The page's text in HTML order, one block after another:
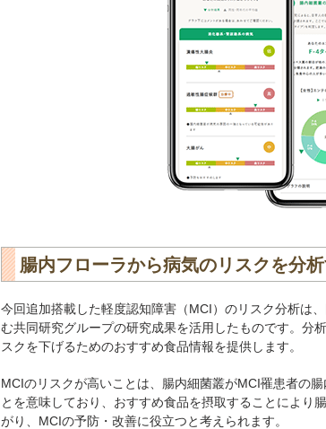
腸内フローラから病気のリスクを分
今回追加搭載した軽度認知障害（MCI）のリスク分析は
む共同研究グループの研究成果を活用したものです。分
スクを下げるためのおすすめ食品情報を提供します。
MCIのリスクが高いことは、腸内細菌叢がMCI罹患者の
とを意味しており、おすすめ食品を摂取することにより
がり、MCIの予防・改善に役立つと考えられます。